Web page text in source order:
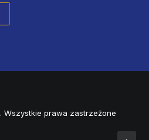
Wszystkie prawa zastrzeżone